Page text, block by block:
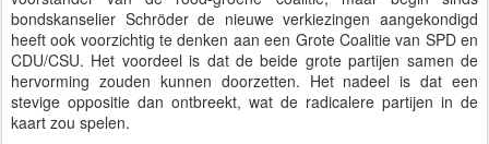
bondskanselier Schröder de nieuwe verkiezingen aangekondigd
heeft ook voorzichtig te denken aan een Grote Coalitie van SPD en
CDU/CSU. Het voordeel is dat de beide grote partijen samen de
hervorming zouden kunnen doorzetten. Het nadeel is dat een
stevige oppositie dan ontbreekt, wat de radicalere partijen in de
kaart zou spelen.